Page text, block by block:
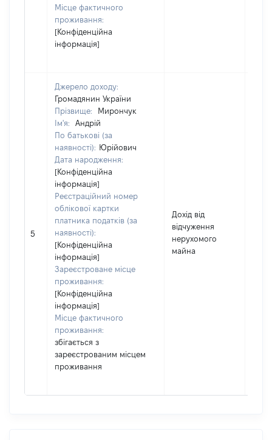
Місце фактичного
проживання:
[Конфіденційна
інформація]
5
Джерело доходу:
Громадянин України
Прізвище:
Мирончук
Ім'я:
Андрій
По батькові (за
наявності): Юрійович
Дата народження:
[Конфіденційна
інформація]
Реєстраційний номер
облікової картки
платника податків (за
наявності):
[Конфіденційна
інформація]
Зареєстроване місце
проживання:
[Конфіденційна
інформація]
Місце фактичного
проживання:
збігається з
зареєстрованим місцем
проживання
Дохід від
відчуження
нерухомого
майна